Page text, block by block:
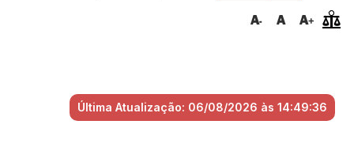
Última Atualização: 06/08/2026 às 14:49:36